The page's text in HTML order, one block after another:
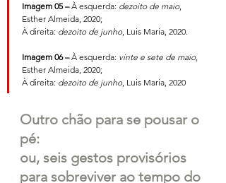
Imagem 05 – À esquerda: dezoito de maio,
Esther Almeida, 2020;
À direita: dezoito de junho, Luis Maria, 2020.
Imagem 06 – À esquerda: vinte e sete de maio,
Esther Almeida, 2020;
À direita: dezoito de junho, Luis Maria, 2020
Outro chão para se pousar o
pé:
ou, seis gestos provisórios
para sobreviver ao tempo do